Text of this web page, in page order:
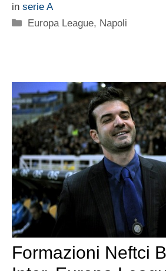
in serie A
Categorie
Europa League, Napoli
Formazioni Neftci